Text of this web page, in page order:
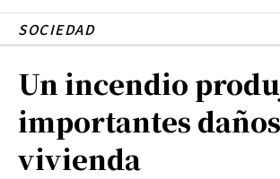
SOCIEDAD
Un incendio
importantes
vivienda